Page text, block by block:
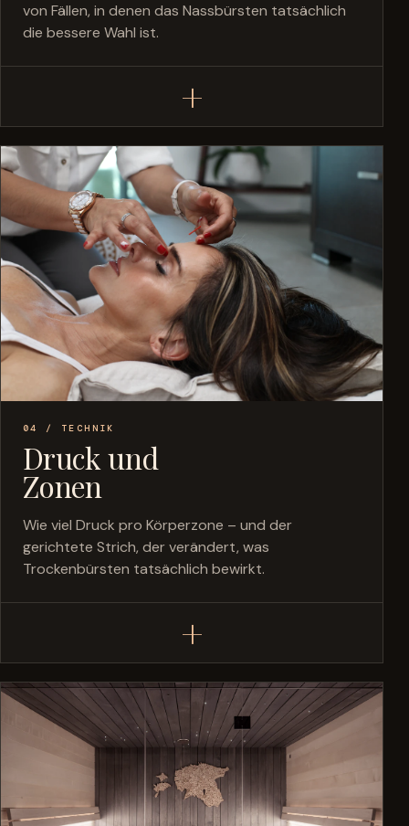
von Fällen, in denen das Nassbürsten tatsächlich
die bessere Wahl ist.
+
04 / TECHNIK
Druck und
Zonen
Wie viel Druck pro Körperzone – und der
gerichtete Strich, der verändert, was
Trockenbürsten tatsächlich bewirkt.
+